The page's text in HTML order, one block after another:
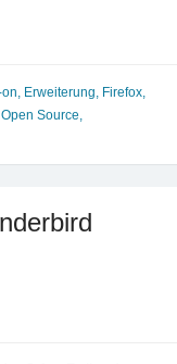
, Erweiterung, Firefox,
Open Source,